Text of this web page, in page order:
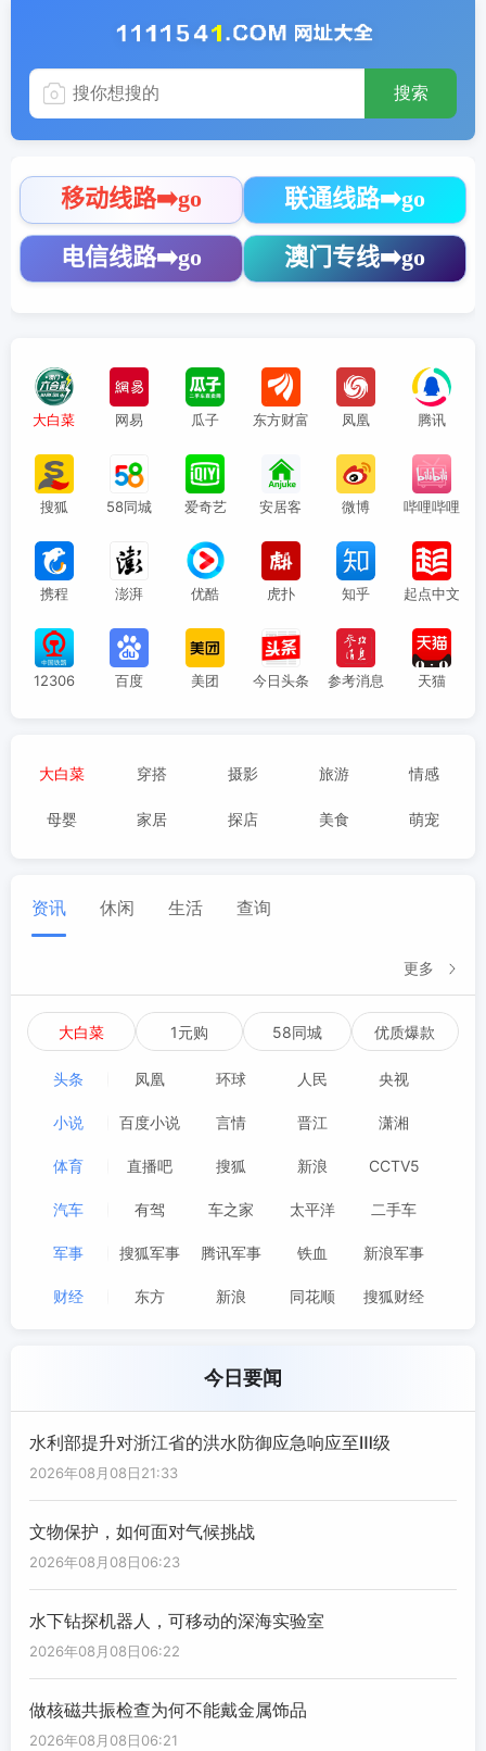
搜索
大白菜 网易 瓜子 东方财富 凤凰 腾讯
搜狐 58同城 爱奇艺 安居客 微博 哔哩哔哩
携程 澎湃 优酷 虎扑 知乎 起点中文
12306 百度 美团 今日头条 参考消息 天猫
大白菜 穿搭 摄影 旅游 情感
母婴 家居 探店 美食 萌宠
资讯 休闲 生活 查询
更多
大白菜 1元购 58同城 优质爆款
头条 凤凰 环球 人民 央视
小说 百度小说 言情 晋江 潇湘
体育 直播吧 搜狐 新浪 CCTV5
汽车 有驾 车之家 太平洋 二手车
军事 搜狐军事 腾讯军事 铁血 新浪军事
财经 东方 新浪 同花顺 搜狐财经
今日要闻
水利部提升对浙江省的洪水防御应急响应至Ⅲ级
2026年08月08日21:33
文物保护，如何面对气候挑战
2026年08月08日06:23
水下钻探机器人，可移动的深海实验室
2026年08月08日06:22
做核磁共振检查为何不能戴金属饰品
2026年08月08日06:21